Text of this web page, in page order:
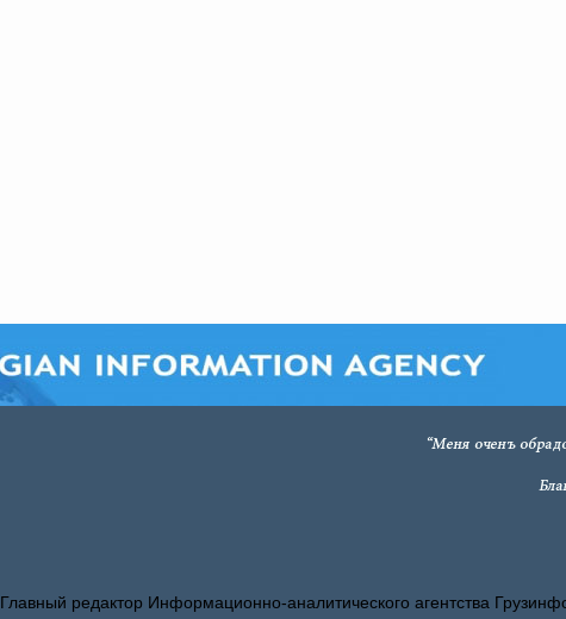
Главный редактор Информационно-аналитического агентства